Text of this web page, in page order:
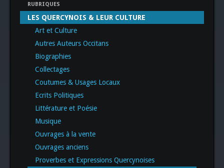
RUBRIQUES
LES QUERCYNOIS & LEUR CULTURE
Art et Culture
Autres Auteurs Occitans
Biographies
Collectages
Coutumes & Usages Locaux
Ecrits Politiques
Littérature et Poésie
Musique
Ouvrages à la vente
Ouvrages anciens
Proverbes et Expressions Quercynoises